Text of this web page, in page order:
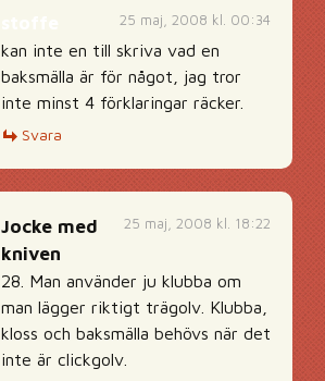
25 maj, 2008 kl. 00:34
kan inte en till skriva vad en
baksmälla är för något, jag tror
inte minst 4 förklaringar räcker.
Svara
25 maj, 2008 kl. 18:22
Jocke med
kniven
28. Man använder ju klubba om
man lägger riktigt trägolv. Klubba,
kloss och baksmälla behövs när det
inte är clickgolv.